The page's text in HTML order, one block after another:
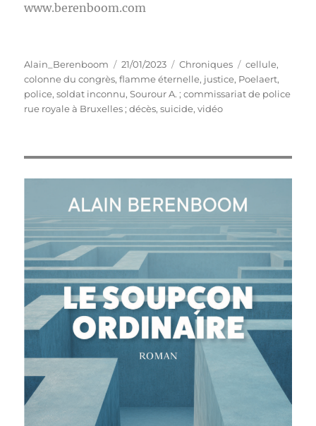
www.berenboom.com
Auteur
Alain_Berenboom
Publié
le
21/01/2023 Catégories
Chroniques Étiquettes
cellule,
colonne du congrès,flamme éternelle, justice, Poelaert,
police,soldat inconnu,Sourour A. ; commissariat de police
rue royale à Bruxelles ; décès,suicide,vidéo